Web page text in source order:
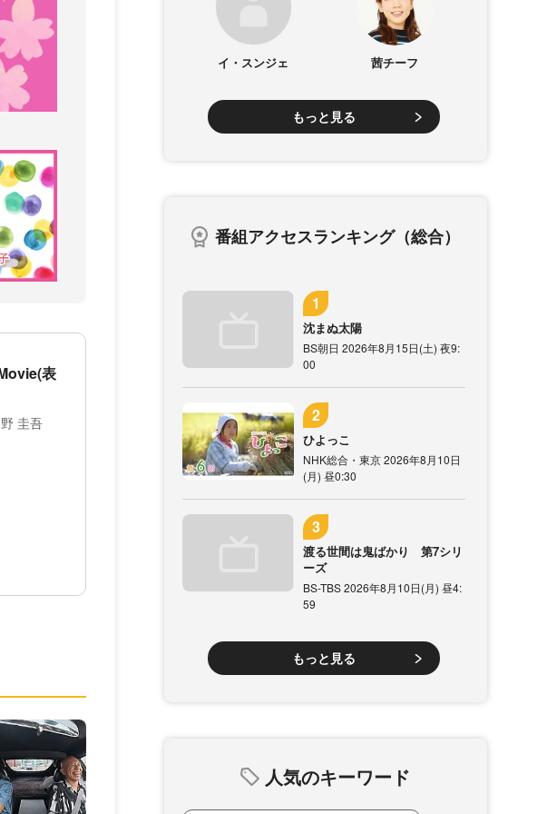
表
圭吾
イ・スンジェ 茜チーフ
もっと見る
番組アクセスランキング（総合）
沈まぬ太陽
BS朝日 2026年8月15日(土) 夜9:
00
ひよっこ
NHK総合・東京 2026年8月10日
(月) 昼0:30
渡る世間は鬼ばかり 第7シリ
ーズ
BS-TBS 2026年8月10日(月) 昼4:
59
もっと見る
人気のキーワード